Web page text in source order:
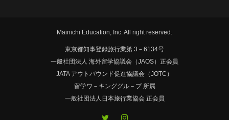
Mainichi Education, Inc. All right reserved.
東京都知事登録旅行業第 3－6134号
一般社団法人 海外留学協議会（JAOS）正会員
JATA アウトバウンド促進協議会（JOTC）
留学ワ－キンググル－プ 所属
一般社団法人日本旅行業協会 正会員